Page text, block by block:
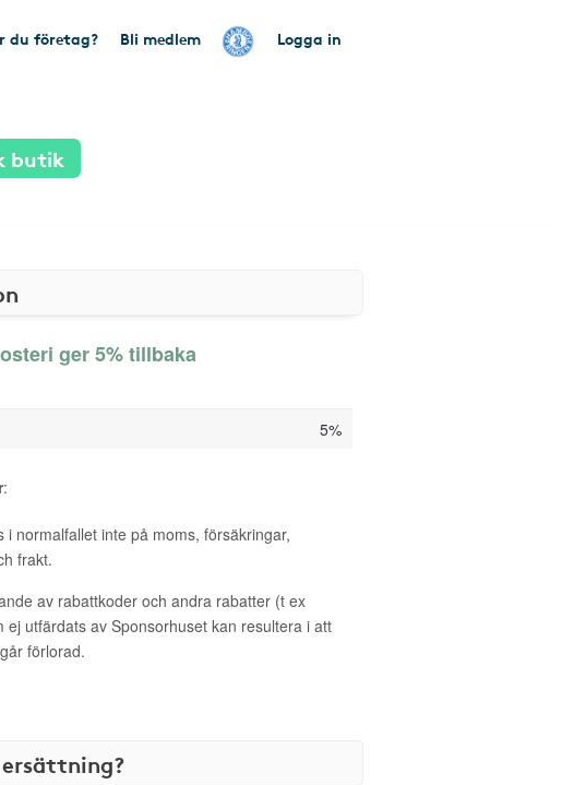
du företag? Bli medlem Logga in
butik
ger 5% tillbaka
5%
:
i normalfallet inte på moms, försäkringar,
frakt.
av rabattkoder och andra rabatter (t ex
ej utfärdats av Sponsorhuset kan resultera i att
förlorad.